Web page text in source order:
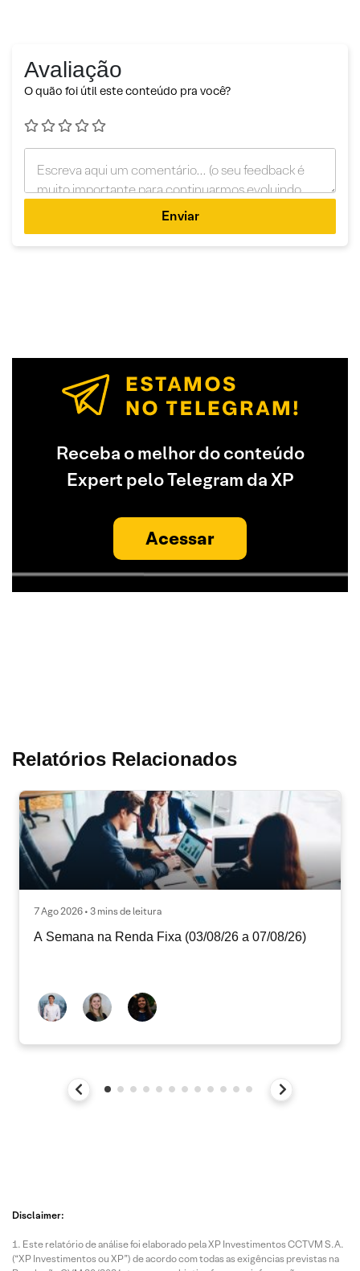
Avaliação
O quão foi útil este conteúdo pra você?
Enviar
Receba o melhor do conteúdo
Expert pelo Telegram da XP
Acessar
Relatórios Relacionados
7 Ago 2026 • 3 mins de leitura
A Semana na Renda Fixa (03/08/26 a 07/08/26)
Disclaimer:
Este relatório de análise foi elaborado pela XP Investimentos CCTVM S.A.
(“XP Investimentos ou XP”) de acordo com todas as exigências previstas na